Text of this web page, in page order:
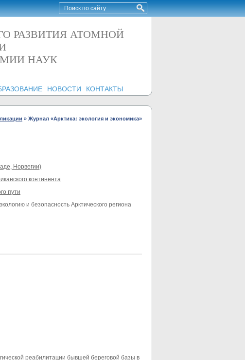
РАЗВИТИЯ АТОМНОЙ
НАУК
НОВОСТИ КОНТАКТЫ
» Журнал «Арктика: экология и экономика»
Норвегии)
континента
пути
и безопасность Арктического региона
реабилитации бывшей береговой базы в